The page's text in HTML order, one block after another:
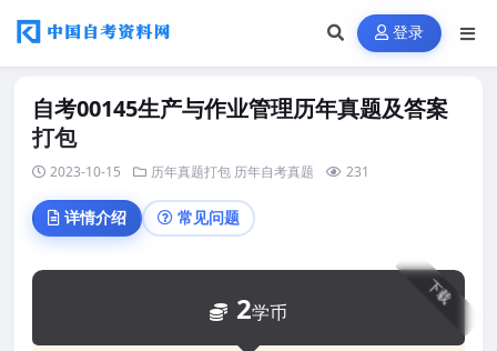
登录
自考00145生产与作业管理历年真题及答案
打包
2023-10-15 历年真题打包 历年自考真题 231
详情介绍 常见问题
下载
2学币